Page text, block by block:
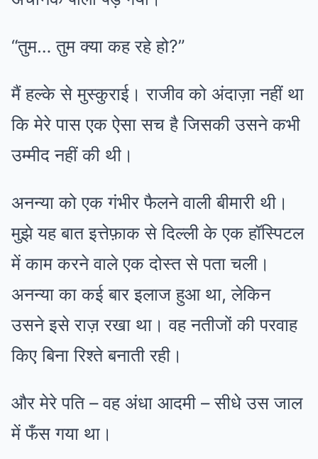
“तुम… तुम क्या कह रहे हो?”
मैं हल्के से मुस्कुराई। राजीव को अंदाज़ा नहीं था
कि मेरे पास एक ऐसा सच है जिसकी उसने कभी
उम्मीद नहीं की थी।
अनन्या को एक गंभीर फैलने वाली बीमारी थी।
मुझे यह बात इत्तेफ़ाक से दिल्ली के एक हॉस्पिटल
में काम करने वाले एक दोस्त से पता चली।
अनन्या का कई बार इलाज हुआ था, लेकिन
उसने इसे राज़ रखा था। वह नतीजों की परवाह
किए बिना रिश्ते बनाती रही।
और मेरे पति – वह अंधा आदमी – सीधे उस जाल
में फँस गया था।